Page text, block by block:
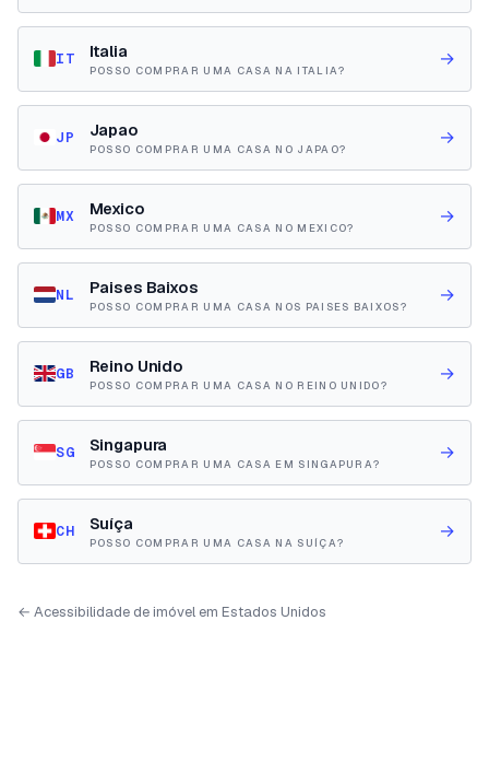
IT Italia
POSSO COMPRAR UMA CASA NA ITALIA? →
JP Japao
POSSO COMPRAR UMA CASA NO JAPAO? →
MX Mexico
POSSO COMPRAR UMA CASA NO MEXICO? →
NL Paises Baixos
POSSO COMPRAR UMA CASA NOS PAISES BAIXOS? →
GB Reino Unido
POSSO COMPRAR UMA CASA NO REINO UNIDO? →
SG Singapura
POSSO COMPRAR UMA CASA EM SINGAPURA? →
CH Suíça
POSSO COMPRAR UMA CASA NA SUÍÇA? →
← Acessibilidade de imóvel em Estados Unidos